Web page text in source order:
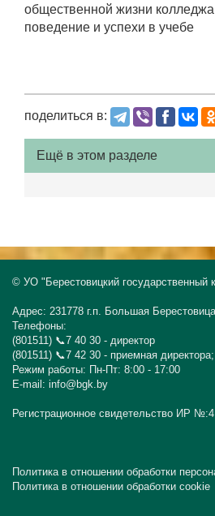
общественной жизни
поведение и успехи в учебе
поделиться в:
Ещё в этом разделе
© УО "Берестовицкий государственный
Адрес: 231778 г.п. Большая
Телефоны:
(801511) 📞7 40 30 - директор
(801511) 📞7 42 30 - приемная директора;
Режим работы: Пн-Пт: 8:00 - 17:00
E-mail: info@bgk.by
Регистрационное свидетельство ИР
Политика в отношении обработки
Политика в отношении обработки cookie